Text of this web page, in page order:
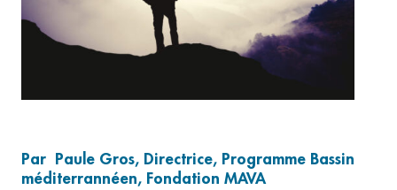
Par Paule Gros, Directrice, Programme Bassin
méditerrannéen, Fondation MAVA